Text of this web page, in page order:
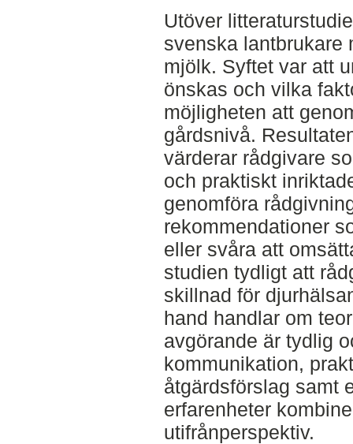
Utöver
svenska lantbrukare
mjölk. Syftet var att
önskas och vilka
möjligheten att
gårdsnivå.
värderar rådgivare
och praktiskt
genomföra
rekommendationer
eller svåra att
studien tydligt att
skillnad för
hand handlar om
avgörande är tydlig
kommunikation,
åtgärdsförslag samt
erfarenheter
utifrånperspektiv.